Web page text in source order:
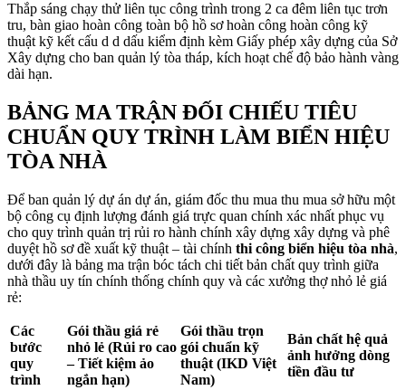
Thắp sáng chạy thử liên tục công trình trong 2 ca đêm liên tục trơn
tru, bàn giao hoàn công toàn bộ hồ sơ hoàn công hoàn công kỹ
thuật kỹ kết cấu d d dấu kiểm định kèm Giấy phép xây dựng của Sở
Xây dựng cho ban quản lý tòa tháp, kích hoạt chế độ bảo hành vàng
dài hạn.
BẢNG MA TRẬN ĐỐI CHIẾU TIÊU
CHUẨN QUY TRÌNH LÀM BIỂN HIỆU
TÒA NHÀ
Để ban quản lý dự án dự án, giám đốc thu mua thu mua sở hữu một
bộ công cụ định lượng đánh giá trực quan chính xác nhất phục vụ
cho quy trình quản trị rủi ro hành chính xây dựng xây dựng và phê
duyệt hồ sơ đề xuất kỹ thuật – tài chính thi công biển hiệu tòa nhà,
dưới đây là bảng ma trận bóc tách chi tiết bản chất quy trình giữa
nhà thầu uy tín chính thống chính quy và các xưởng thợ nhỏ lẻ giá
rẻ:
Các
bước
quy
trình
Gói thầu giá rẻ
nhỏ lẻ (Rủi ro cao
– Tiết kiệm ảo
ngắn hạn)
Gói thầu trọn
gói chuẩn kỹ
thuật (IKD Việt
Nam)
Bản chất hệ quả
ảnh hưởng dòng
tiền đầu tư